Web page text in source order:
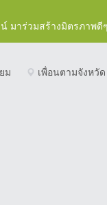
มาร่วมสร้างมิตรภาพดี
ม เพื่อนตามจังหวัด